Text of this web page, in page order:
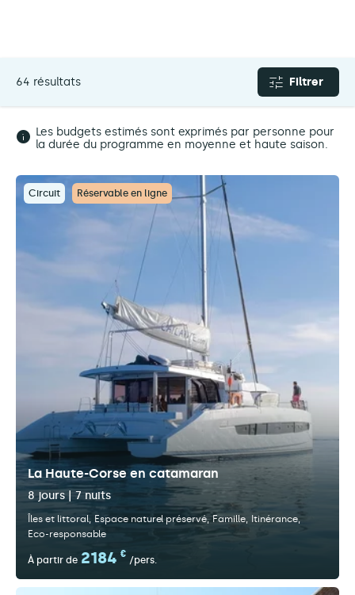
64 résultats Filtrer
Les budgets estimés sont exprimés par personne pour
la durée du programme en moyenne et haute saison.
Circuit Réservable en ligne
La Haute-Corse en catamaran
8 jours | 7 nuits
Îles et littoral Espace naturel préservé Famille
Itinérance
Eco-responsable
À partir de 2184 €
/pers.